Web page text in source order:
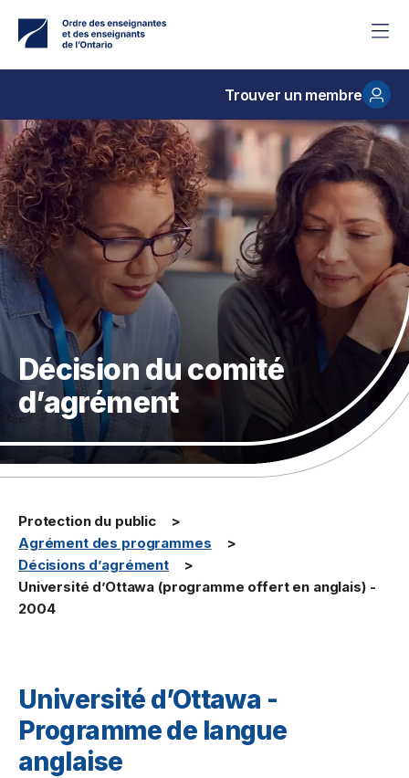
contenu
Trouver un membre
Décision du comité
d’agrément
Protection du public
Agrément des programmes
Décisions d’agrément
Université d’Ottawa (programme offert en anglais) -
2004
Université d’Ottawa -
Programme de langue
anglaise